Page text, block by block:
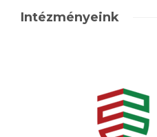
Intézményeink